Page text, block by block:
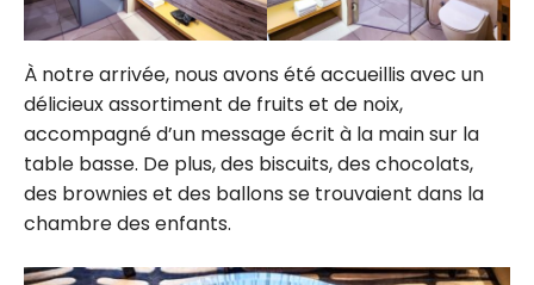
À notre arrivée, nous avons été accueillis avec un
délicieux assortiment de fruits et de noix,
accompagné d’un message écrit à la main sur la
table basse. De plus, des biscuits, des chocolats,
des brownies et des ballons se trouvaient dans la
chambre des enfants.